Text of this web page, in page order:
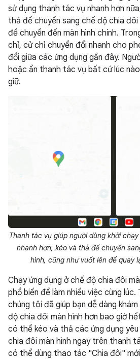
sử dụng thanh tác vụ nhanh hơn
thả để chuyển sang chế độ chia đôi
để chuyển đến màn hình chính.
chỉ, cử chỉ chuyển đổi nhanh cho
đổi giữa các ứng dụng gần đây.
hoặc ẩn thanh tác vụ bất cứ lúc
giữ.
Thanh tác vụ giúp người dùng khởi
nhanh hơn, kéo và thả để chuyển
hình, cũng như vuốt lên để quay
Chạy ứng dụng ở chế độ chia đôi
phổ biến để làm nhiều việc cùng lúc.
chúng tôi đã giúp bạn dễ dàng
độ chia đôi màn hình hơn bao giờ
có thể kéo và thả các ứng dụng
chia đôi màn hình ngay trên thanh
có thể dùng thao tác "Chia đôi"